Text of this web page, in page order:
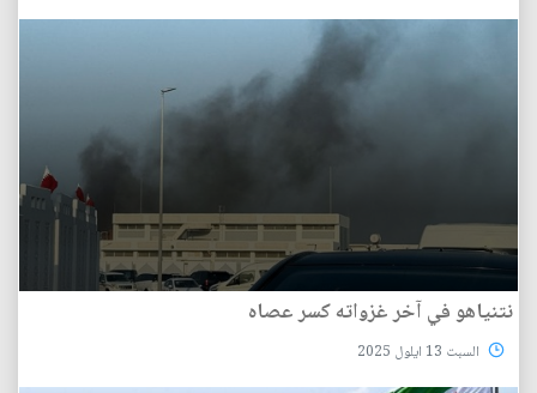
نتنياهو في آخر غزواته كسر عصاه
السبت 13 ايلول 2025